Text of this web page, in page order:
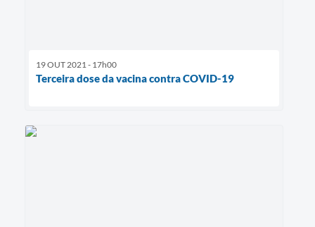
19 OUT 2021 - 17h00
Terceira dose da vacina contra COVID-19